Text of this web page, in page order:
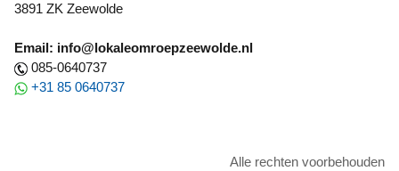
3891 ZK Zeewolde
Email: info@lokaleomroepzeewolde.nl
085-0640737
+31 85 0640737
Alle rechten voorbehouden